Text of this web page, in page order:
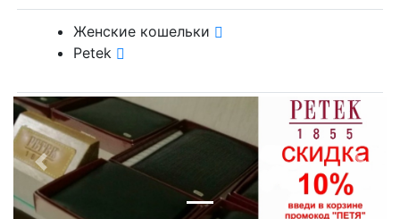
Женские кошельки
Petek
Previous